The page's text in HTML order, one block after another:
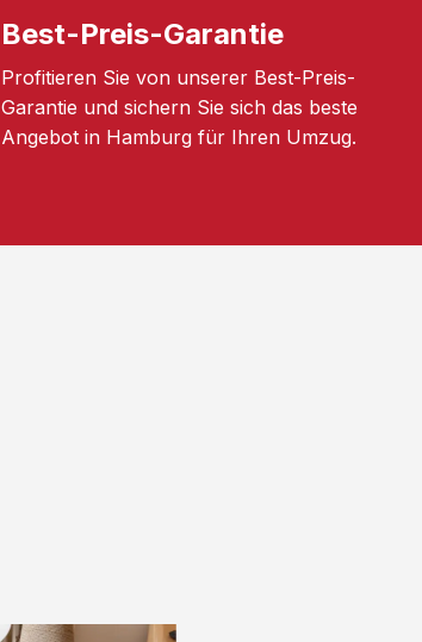
Best-Preis-Garantie
Profitieren Sie von unserer Best-Preis-
Garantie und sichern Sie sich das beste
Angebot in Hamburg für Ihren Umzug.